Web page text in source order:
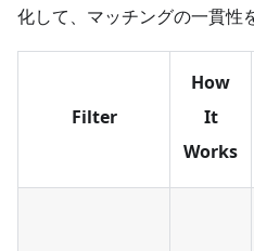
化して、マッチングの一貫性
Filter
How
It
Works